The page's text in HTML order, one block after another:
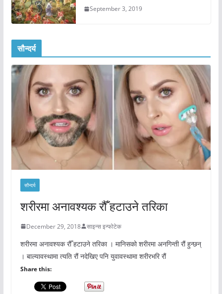
September 3, 2019
सौन्दर्य
सौन्दर्य
शरीरमा अनावश्यक रौँ हटाउने तरिका
December 29, 2018 साइन्स इन्फोटेक
शरीरमा अनावश्यक रौँ हटाउने तरिका । मानिसको शरीरमा अनगिन्ती रौं हुन्छन्
। बाल्यावस्थामा त्यति रौं नदेखिए पनि युवावस्थामा शरीरभरि रौं
Share this: